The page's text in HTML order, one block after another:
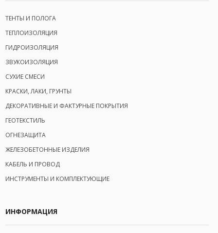
ТЕНТЫ И ПОЛОГА
ТЕПЛОИЗОЛЯЦИЯ
ГИДРОИЗОЛЯЦИЯ
ЗВУКОИЗОЛЯЦИЯ
СУХИЕ СМЕСИ
КРАСКИ, ЛАКИ, ГРУНТЫ
ДЕКОРАТИВНЫЕ И ФАКТУРНЫЕ ПОКРЫТИЯ
ГЕОТЕКСТИЛЬ
ОГНЕЗАЩИТА
ЖЕЛЕЗОБЕТОННЫЕ ИЗДЕЛИЯ
КАБЕЛЬ И ПРОВОД
ИНСТРУМЕНТЫ И КОМПЛЕКТУЮЩИЕ
ИНФОРМАЦИЯ